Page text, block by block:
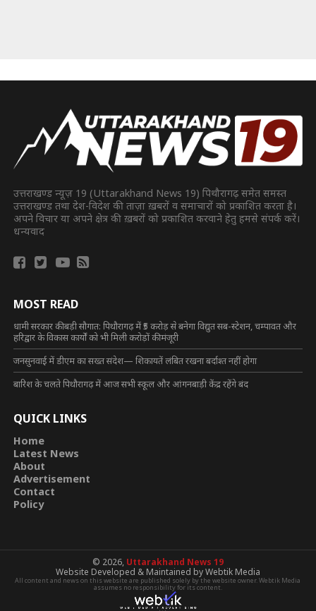
उत्तराखण्ड न्यूज़ 19 (Uttarakhand News 19) पिथौरागढ़ समेत समस्त
उत्तराखण्ड तथा देश-विदेश की ताज़ा ख़बरों व समाचारों को प्रकाशित करता है।
अपने विचार या अपने क्षेत्र की ख़बरों को प्रकाशित करवाने हेतु हमसे संपर्क करें।
धन्यवाद
MOST READ
धामी सरकार की बड़ी सौगात: पिथौरागढ़ में ₹5 करोड़ से बनेगा विद्युत सब-स्टेशन, चम्पावत और
हरिद्वार के विकास कार्यों को भी मिली करोड़ों की मंजूरी
जनसुनवाई में डीएम का सख्त संदेश— शिकायतें लंबित रखना बर्दाश्त नहीं होगा
बारिश के चलते पिथौरागढ़ में आज सभी स्कूल और आंगनबाड़ी केंद्र रहेंगे बंद
QUICK LINKS
Home
Latest News
About
Advertisement
Contact
Policy
© 2026, Uttarakhand News 19
Website Developed & Maintained by Webtik Media
All content and news on this website are published solely by the website owner. Webtik Media
assumes no responsibility for its content.